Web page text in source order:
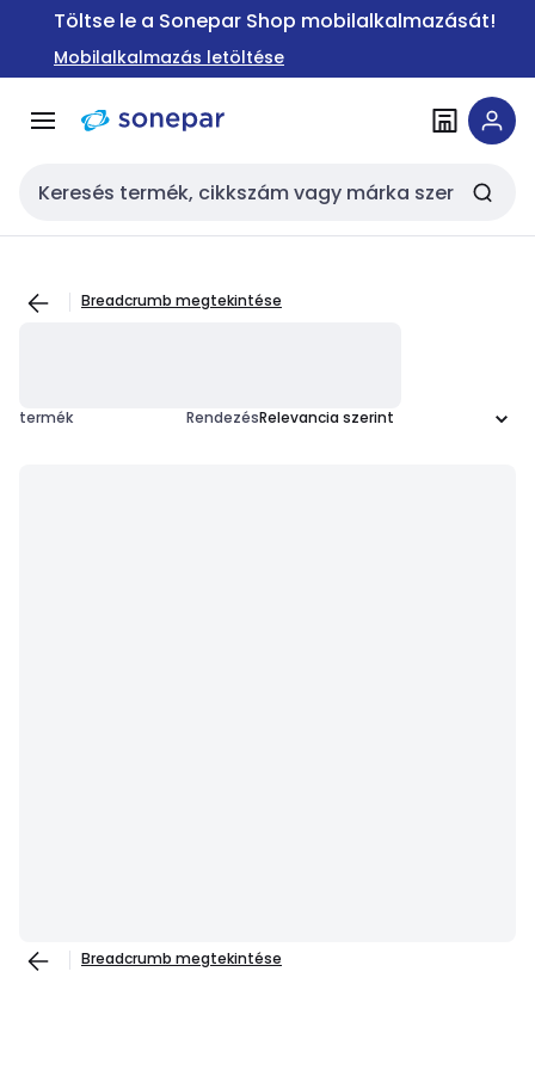
Ugrás a
Ugrás a
tartalomra
Töltse le a Sonepar Shop mobilalkalmazását!
Mobilalkalmazás letöltése
Keresési bemenet
Breadcrumb megtekintése
termék Rendezés
Breadcrumb megtekintése